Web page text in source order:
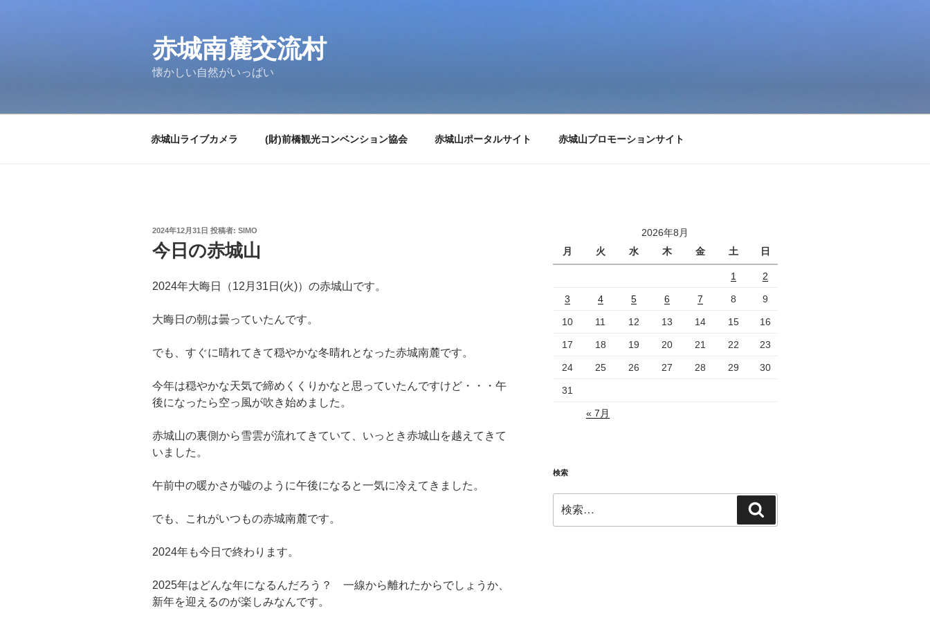
赤城南麓交流村
懐かしい自然がいっぱい
赤城山ライブカメラ (財)前橋観光コンベンション協会 赤城山ポータルサイト 赤城山プロモーションサイト
投
日:
2024年12月31日 投稿者: SIMO
今日の赤城山
2024年大晦日（12月31日(火)）の赤城山です。
大晦日の朝は曇っていたんです。
でも、すぐに晴れてきて穏やかな冬晴れとなった赤城南麓です。
今年は穏やかな天気で締めくくりかなと思っていたんですけど・・・午
後になったら空っ風が吹き始めました。
赤城山の裏側から雪雲が流れてきていて、いっとき赤城山を越えてきて
いました。
午前中の暖かさが嘘のように午後になると一気に冷えてきました。
でも、これがいつもの赤城南麓です。
2024年も今日で終わります。
2025年はどんな年になるんだろう？ 一線から離れたからでしょうか、
新年を迎えるのが楽しみなんです。
2026年8月
月
火 水 木 金 土 日
1 2
3 4 5 6 7 8 9
10 11 12 13 14 15 16
17 18 19 20 21 22 23
24 25 26 27 28 29 30
31
« 7月
検索
索:
索